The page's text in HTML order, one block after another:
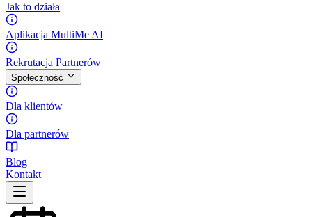
Jak to działa
Aplikacja MultiMe AI
Rekrutacja Partnerów
Społeczność
Dla klientów
Dla partnerów
Blog
Kontakt